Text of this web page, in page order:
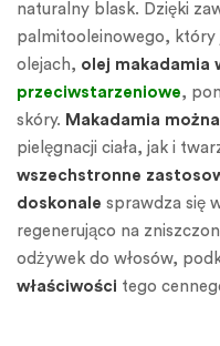
naturalny blask. Dzięki
palmitooleinowego, który
olejach, olej makadamia
przeciwstarzeniowe,
skóry. Makadamia
pielęgnacji ciała, jak i
wszechstronne
doskonale sprawdza się
regenerująco na
odżywek do włosów,
właściwości tego